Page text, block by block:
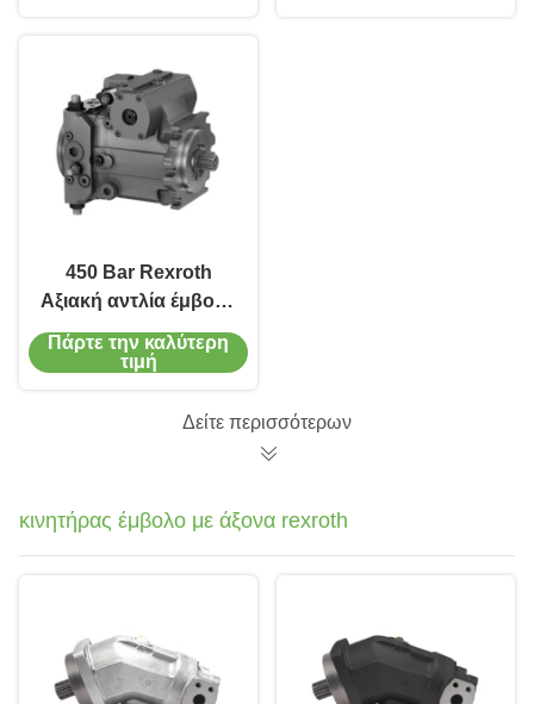
450 Bar Rexroth
Αξιακή αντλία έμβολο
ανθεκτική στην
φθορά για εξοπλισμό
υδραυλικών
Πάρτε την καλύτερη
τιμή
Δείτε περισσότερων
κινητήρας έμβολο με άξονα rexroth